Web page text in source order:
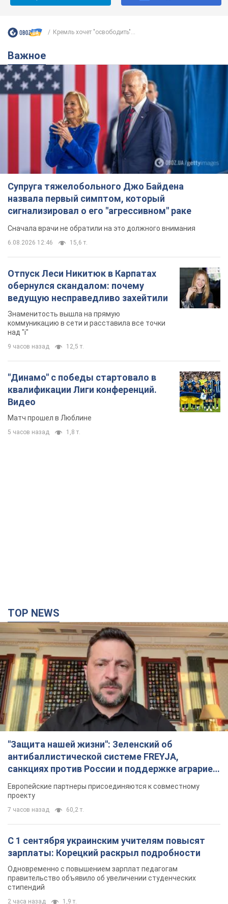
Кремль хочет "освободить"...
Важное
Супруга тяжелобольного Джо Байдена
назвала первый симптом, который
сигнализировал о его "агрессивном" раке
Сначала врачи не обратили на это должного внимания
6.08.2026 12:46 15,6 т.
Отпуск Леси Никитюк в Карпатах
обернулся скандалом: почему
ведущую несправедливо захейтили
Знаменитость вышла на прямую
коммуникацию в сети и расставила все точки
над "i"
9 часов назад 12,5 т.
"Динамо" с победы стартовало в
квалификации Лиги конференций.
Видео
Матч прошел в Люблине
5 часов назад 1,8 т.
TOP NEWS
"Защита нашей жизни": Зеленский об
антибаллистической системе FREYJA,
санкциях против России и поддержке аграриев.
Видео
Европейские партнеры присоединяются к совместному
проекту
7 часов назад 60,2 т.
С 1 сентября украинским учителям повысят
зарплаты: Корецкий раскрыл подробности
Одновременно с повышением зарплат педагогам
правительство объявило об увеличении студенческих
стипендий
2 часа назад 1,9 т.